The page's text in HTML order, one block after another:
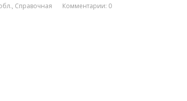
, Справочная Комментарии: 0